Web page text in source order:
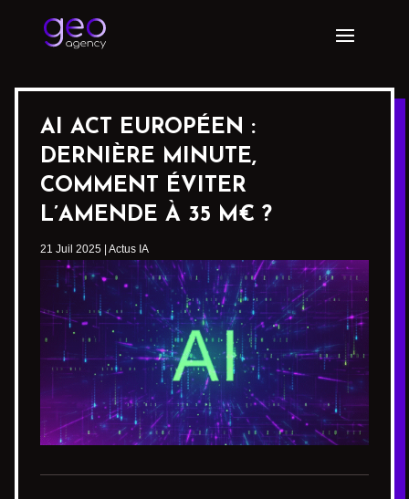
AI ACT EUROPÉEN :
DERNIÈRE MINUTE,
COMMENT ÉVITER
L’AMENDE À 35 M€ ?
21 Juil 2025 Actus IA